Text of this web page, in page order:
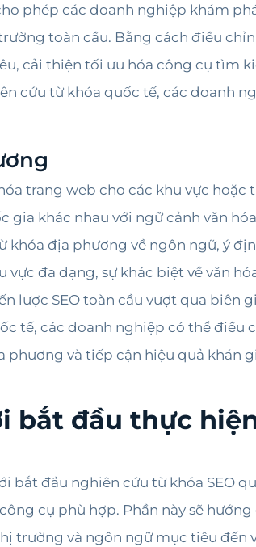
phép các doanh nghiệp khám
toàn cầu. Bằng cách điều
cải thiện tối ưu hóa công cụ tìm
cứu từ khóa quốc tế, các doanh
trang web cho các khu vực
gia khác nhau với ngữ cảnh văn
địa phương về ngôn ngữ, ý
đa dạng, sự khác biệt về văn
lược SEO toàn cầu vượt qua biên
tế, các doanh nghiệp có thể điều
và tiếp cận hiệu quả khán
bắt đầu thực
bắt đầu nghiên cứu từ khóa SEO
cụ phù hợp. Phần này sẽ
trường và ngôn ngữ mục tiêu